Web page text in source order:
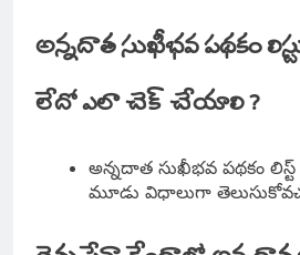
అన్నదాత సుఖీభవ పథకం
లేదో ఎలా చెక్ చేయాలి ?
అన్నదాత సుఖీభవ పథకం
మూడు విధాలుగా